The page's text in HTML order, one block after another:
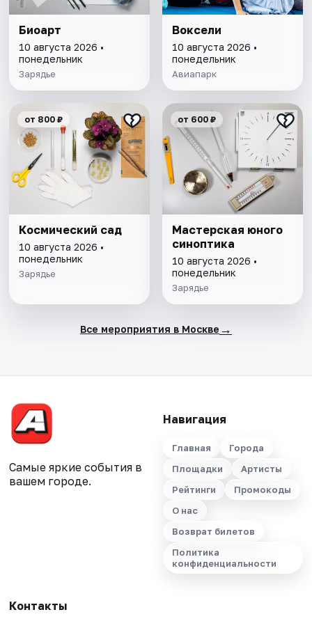
Биоарт
10 августа 2026 •
понедельник
Зарядье
Воксели
10 августа 2026 •
понедельник
Авиапарк
от 800 ₽
Космический сад
10 августа 2026 •
понедельник
Зарядье
от 600 ₽
Мастерская юного
синоптика
10 августа 2026 •
понедельник
Зарядье
Все мероприятия в Москве →
Самые яркие события в
вашем городе.
Навигация
Главная
Города
Площадки
Артисты
Рейтинги
Промокоды
О нас
Возврат билетов
Политика
конфиденциальности
Контакты